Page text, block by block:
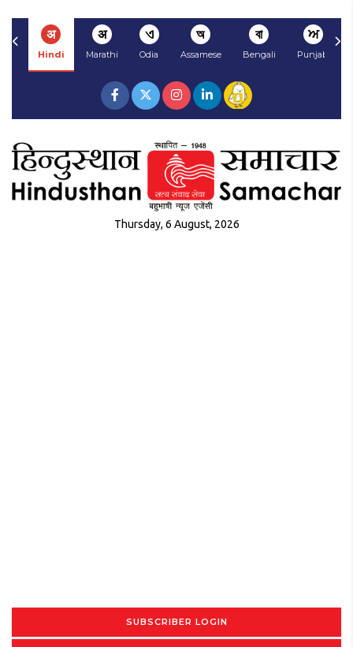
अ
Hindi
अ
Marathi
ଏ
Odia
অ
Assamese
বা
Bengali
ਅ
Punjabi
Thursday, 6 August, 2026
SUBSCRIBER LOGIN